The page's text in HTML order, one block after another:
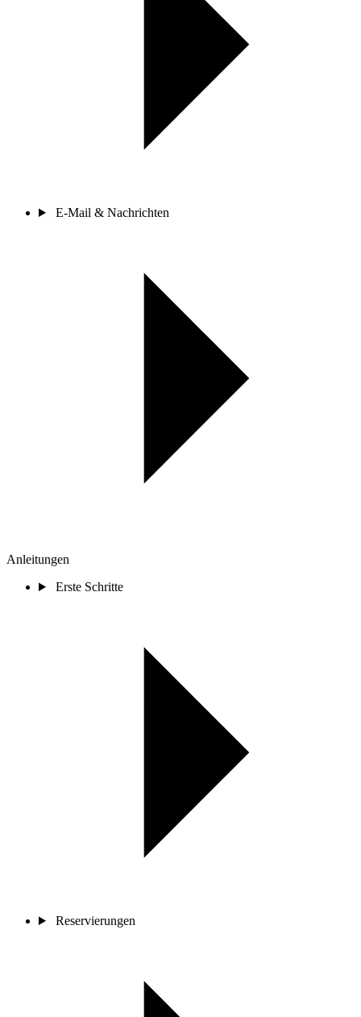
E-Mail & Nachrichten
Anleitungen
Erste Schritte
Reservierungen